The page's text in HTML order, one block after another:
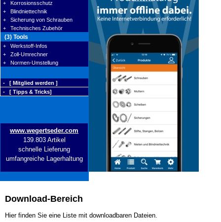
+ Korrosionsschutz
+ Blindniettechnik
+ Sicherung von Schrauben
+ Technisches Zubehör
(3) Tools
+ Werkstoff-Infos
+ Zoll-Umrechner
+ Normen-Umstellung
- [ Mitglied werden ]
- [ Tipps & Tricks]
www.wegertseder.com
139.803 Artikel
schnelle Lieferung
umfangreiche Lagerhaltung
Download-Bereich
Hier finden Sie eine Liste mit downloadbaren Dateien.